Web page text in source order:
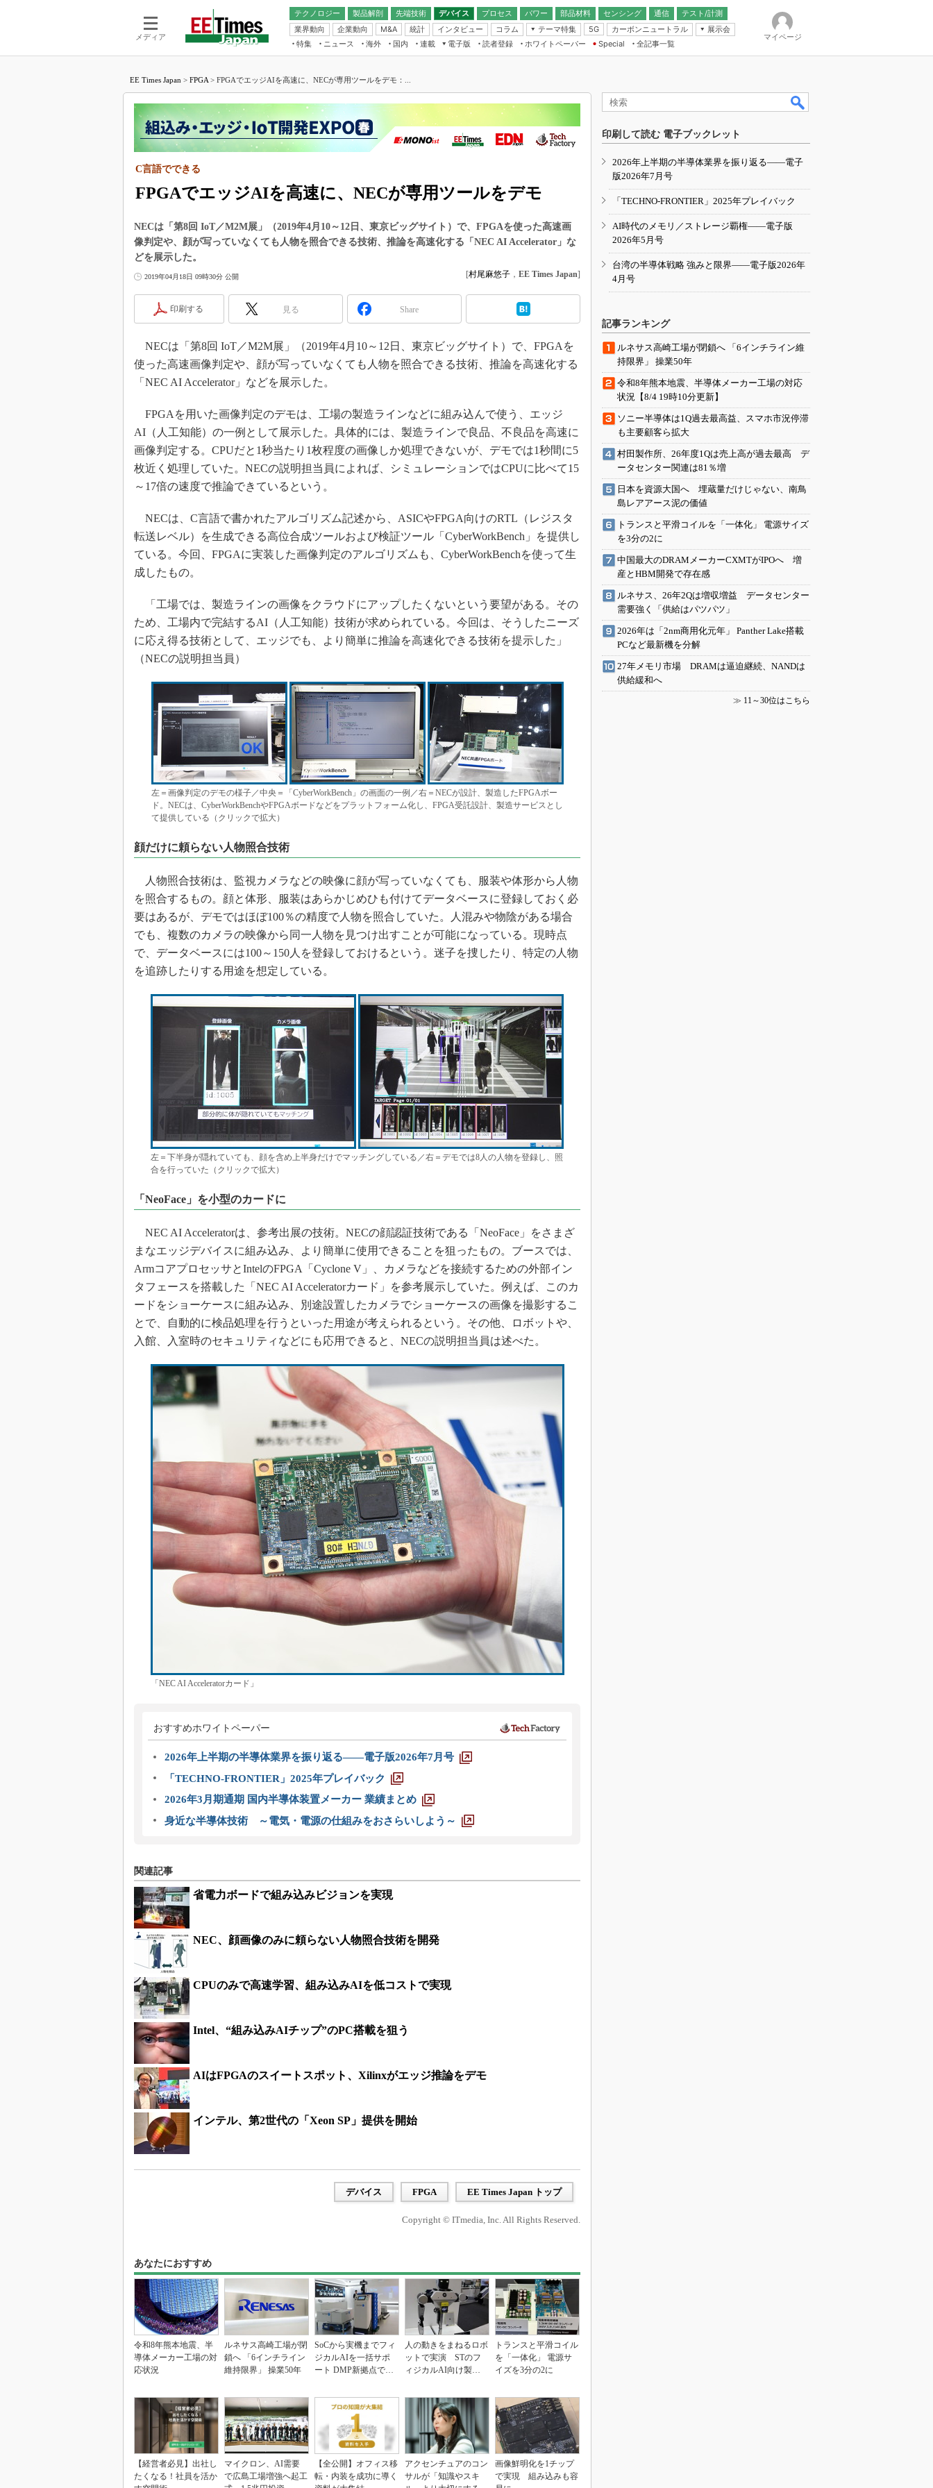
メディア
テクノロジー 製品解剖
先端技術
電池／エネルギー
デバイス
アナログ
マイコン
プロセス パワー 部品材料 センシング
通信
無線
テスト/計測
業界動向
企業動向 M&A 統計 インタビュー コラム
テーマ特集
フィジカルAI
半導体後工程
読者調査（EE Times Research）
電源設計（EDN Japan）
Japan）
5G カーボンニュートラル
展示会
IoT・エッジコンピューティング
EXPO
TECHNO-FRONTIER
人とくるま展
特集 ニュース 海外 国内
連載
福田昭のデバイス通信
湯之上隆のナノフォーカス
大山聡の業界スコープ
大原雄介のエレ・組み込みプレイバ
学漂流記
踊るバズワード ～Behind the
Buzzword
製品分解で探るアジアの新トレンド
光伝送技術を知る
改革、執念の180日
イノベーションは日本を救うのか
JASA発IoT通信
IHSアナリスト「未来展望」
「英語に愛されないエンジニア」の
ための新行動論
電子版
電子ブックレット
読者登録 ホワイトペーパー
Special
全記事一覧
マイページ
EE Times Japan > FPGA > FPGAでエッジAIを高速に、NECが専用ツールをデモ：...
FPGAでエッジAIを高速に、NECが専用ツールをデモ
C言語でできる
NECは「第8回 IoT／M2M展」（2019年4月10～12日、東京ビッグサイト）で、FPGAを使った高速画
像判定や、顔が写っていなくても人物を照合できる技術、推論を高速化する「NEC AI Accelerator」な
どを展示した。
2019年04月18日 09時30分 公開 [村尾麻悠子 ， EE Times Japan]
印刷する 見る Share
NECは「第8回 IoT／M2M展」（2019年4月10～12日、東京ビッグサイト）で、FPGAを
使った高速画像判定や、顔が写っていなくても人物を照合できる技術、推論を高速化する
「NEC AI Accelerator」などを展示した。
FPGAを用いた画像判定のデモは、工場の製造ラインなどに組み込んで使う、エッジ
AI（人工知能）の一例として展示した。具体的には、製造ラインで良品、不良品を高速に
画像判定する。CPUだと1秒当たり1枚程度の画像しか処理できないが、デモでは1秒間に5
枚近く処理していた。NECの説明担当員によれば、シミュレーションではCPUに比べて15
～17倍の速度で推論できているという。
NECは、C言語で書かれたアルゴリズム記述から、ASICやFPGA向けのRTL（レジスタ
転送レベル）を生成できる高位合成ツールおよび検証ツール「CyberWorkBench」を提供し
ている。今回、FPGAに実装した画像判定のアルゴリズムも、CyberWorkBenchを使って生
成したもの。
「工場では、製造ラインの画像をクラウドにアップしたくないという要望がある。その
ため、工場内で完結するAI（人工知能）技術が求められている。今回は、そうしたニーズ
に応え得る技術として、エッジでも、より簡単に推論を高速化できる技術を提示した」
（NECの説明担当員）
左＝画像判定のデモの様子／中央＝「CyberWorkBench」の画面の一例／右＝NECが設計、製造したFPGAボー
ド。NECは、CyberWorkBenchやFPGAボードなどをプラットフォーム化し、FPGA受託設計、製造サービスとし
て提供している（クリックで拡大）
顔だけに頼らない人物照合技術
人物照合技術は、監視カメラなどの映像に顔が写っていなくても、服装や体形から人物
を照合するもの。顔と体形、服装はあらかじめひも付けてデータベースに登録しておく必
要はあるが、デモではほぼ100％の精度で人物を照合していた。人混みや物陰がある場合
でも、複数のカメラの映像から同一人物を見つけ出すことが可能になっている。現時点
で、データベースには100～150人を登録しておけるという。迷子を捜したり、特定の人物
を追跡したりする用途を想定している。
左＝下半身が隠れていても、顔を含め上半身だけでマッチングしている／右＝デモでは8人の人物を登録し、照
合を行っていた（クリックで拡大）
「NeoFace」を小型のカードに
NEC AI Acceleratorは、参考出展の技術。NECの顔認証技術である「NeoFace」をさまざ
まなエッジデバイスに組み込み、より簡単に使用できることを狙ったもの。ブースでは、
ArmコアプロセッサとIntelのFPGA「Cyclone V」、カメラなどを接続するための外部イン
タフェースを搭載した「NEC AI Acceleratorカード」を参考展示していた。例えば、このカ
ードをショーケースに組み込み、別途設置したカメラでショーケースの画像を撮影するこ
とで、自動的に検品処理を行うといった用途が考えられるという。その他、ロボットや、
入館、入室時のセキュリティなどにも応用できると、NECの説明担当員は述べた。
「NEC AI Acceleratorカード」
おすすめホワイトペーパー
2026年上半期の半導体業界を振り返る――電子版2026年7月号
「TECHNO-FRONTIER」2025年プレイバック
2026年3月期通期 国内半導体装置メーカー 業績まとめ
身近な半導体技術 ～電気・電源の仕組みをおさらいしよう～
関連記事
省電力ボードで組み込みビジョンを実現
NEC、顔画像のみに頼らない人物照合技術を開発
CPUのみで高速学習、組み込みAIを低コストで実現
Intel、“組み込みAIチップ”のPC搭載を狙う
AIはFPGAのスイートスポット、Xilinxがエッジ推論をデモ
インテル、第2世代の「Xeon SP」提供を開始
デバイス FPGA EE Times Japan トップ
Copyright © ITmedia, Inc. All Rights Reserved.
あなたにおすすめ
令和8年熊本地震、半
導体メーカー工場の対
応状況
ルネサス高崎工場が閉
鎖へ 「6インチライン
維持限界」 操業50年
SoCから実機までフィ
ジカルAIを一括サポ
ート DMP新拠点で展
人の動きをまねるロボ
ットで実演 STのフ
ィジカルAI向け製品
トランスと平滑コイル
を「一体化」 電源サ
イズを3分の2に
【経営者必見】出社し
たくなる！社員を活か
マイクロン、AI需要
で広島工場増強へ起工
【全公開】オフィス移
転・内装を成功に導く
アクセンチュアのコン
サルが「知識やスキ
画像鮮明化を1チップ
で実現 組み込みも容
印刷して読む 電子ブックレット
2026年上半期の半導体業界を振り返る――電子
版2026年7月号
「TECHNO-FRONTIER」2025年プレイバック
AI時代のメモリ／ストレージ覇権――電子版
2026年5月号
台湾の半導体戦略 強みと限界――電子版2026年
4月号
記事ランキング
ルネサス高崎工場が閉鎖へ 「6インチライン維
持限界」 操業50年
令和8年熊本地震、半導体メーカー工場の対応
状況【8/4 19時10分更新】
ソニー半導体は1Q過去最高益、スマホ市況停滞
も主要顧客ら拡大
村田製作所、26年度1Qは売上高が過去最高 デ
ータセンター関連は81％増
日本を資源大国へ 埋蔵量だけじゃない、南鳥
島レアアース泥の価値
トランスと平滑コイルを「一体化」 電源サイズ
を3分の2に
中国最大のDRAMメーカーCXMTがIPOへ 増
産とHBM開発で存在感
ルネサス、26年2Qは増収増益 データセンター
需要強く「供給はパツパツ」
2026年は「2nm商用化元年」 Panther Lake搭載
PCなど最新機を分解
27年メモリ市場 DRAMは逼迫継続、NANDは
供給緩和へ
≫ 11～30位はこちら